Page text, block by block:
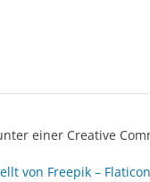
einer Creative
von Freepik – Flaticon